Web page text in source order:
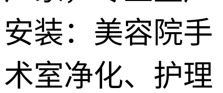
安装：美容院手
术室净化、护理
走廊扶手
手术室净化
修配件